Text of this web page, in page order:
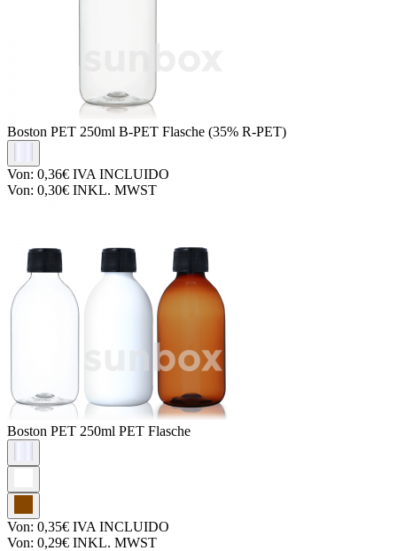
Boston PET 250ml B-PET Flasche (35% R-PET)
Von: 0,36€ IVA INCLUIDO
Von: 0,30€ INKL. MWST
Boston PET 250ml PET Flasche
Von: 0,35€ IVA INCLUIDO
Von: 0,29€ INKL. MWST